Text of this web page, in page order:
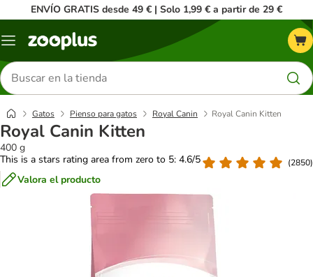
ENVÍO GRATIS desde 49 € | Solo 1,99 € a partir de 29 €
Menú
Buscar
productos
Gatos Pienso para gatos Royal Canin Royal Canin Kitten
Royal Canin Kitten
400 g
This is a stars rating area from zero to 5: 4.6/5
(2850)
Valora el producto